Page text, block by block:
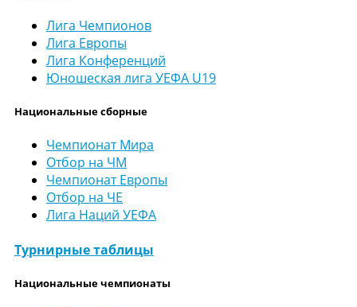
Лига Чемпионов
Лига Европы
Лига Конференций
Юношеская лига УЕФА U19
Национальные сборные
Чемпионат Мира
Отбор на ЧМ
Чемпионат Европы
Отбор на ЧЕ
Лига Наций УЕФА
Турнирные таблицы
Национальные чемпионаты